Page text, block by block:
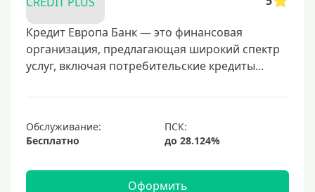
30000 руб
40000 руб
50000 руб
60000 руб
70000 руб
100000 руб
Кредит Европа Банк — это финансовая
организация, предлагающая широкий спектр
услуг, включая потребительские кредиты...
Обслуживание:
Бесплатно
Оформить